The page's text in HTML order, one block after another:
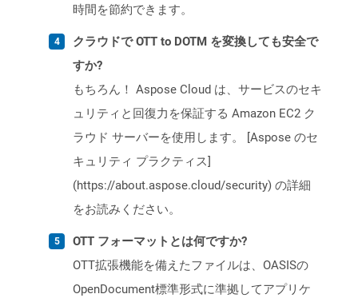
時間を節約できます。
クラウドで OTT to DOTM を変換しても安全で
すか?
もちろん！ Aspose Cloud は、サービスのセキ
ュリティと回復力を保証する Amazon EC2 ク
ラウド サーバーを使用します。 [Aspose のセ
キュリティ プラクティス]
(https://about.aspose.cloud/security) の詳細
をお読みください。
OTT フォーマットとは何ですか?
OTT拡張機能を備えたファイルは、OASISの
OpenDocument標準形式に準拠してアプリケ